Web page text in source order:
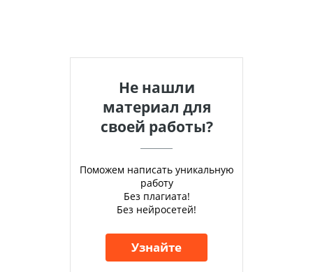
Не нашли
материал для
своей работы?
Поможем написать уникальную
работу
Без плагиата!
Без нейросетей!
Узнайте